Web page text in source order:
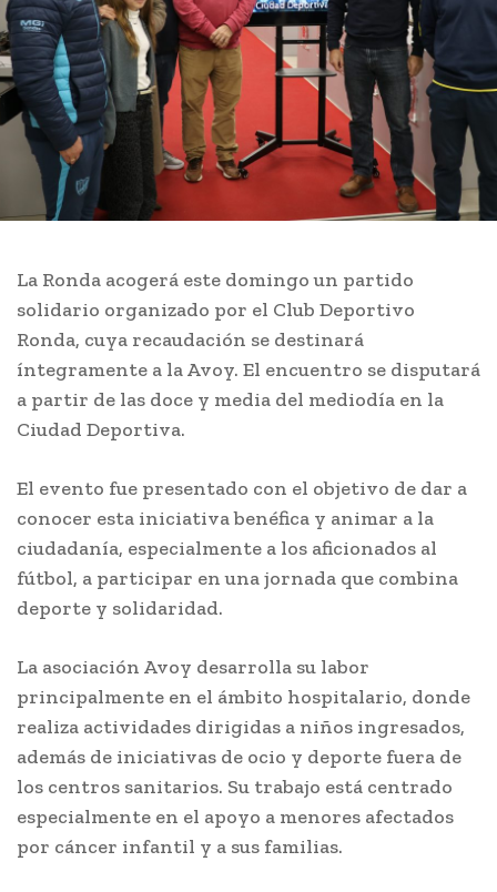
La Ronda acogerá este domingo un partido
solidario organizado por el Club Deportivo
Ronda, cuya recaudación se destinará
íntegramente a la Avoy. El encuentro se disputará
a partir de las doce y media del mediodía en la
Ciudad Deportiva.
El evento fue presentado con el objetivo de dar a
conocer esta iniciativa benéfica y animar a la
ciudadanía, especialmente a los aficionados al
fútbol, a participar en una jornada que combina
deporte y solidaridad.
La asociación Avoy desarrolla su labor
principalmente en el ámbito hospitalario, donde
realiza actividades dirigidas a niños ingresados,
además de iniciativas de ocio y deporte fuera de
los centros sanitarios. Su trabajo está centrado
especialmente en el apoyo a menores afectados
por cáncer infantil y a sus familias.